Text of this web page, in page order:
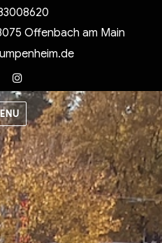
Offenbach am Main
Facebook